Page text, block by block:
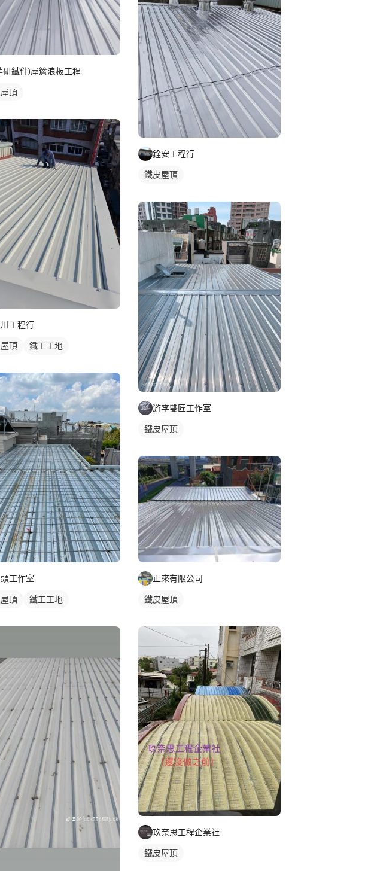
研鐵件)屋簷浪板工程
頂
工程行
頂 鐵工工地
工作室
頂 鐵工工地
銓安工程行
鐵皮屋頂
游李雙匠工作室
鐵皮屋頂
正來有限公司
鐵皮屋頂
玖奈思工程企業社
鐵皮屋頂